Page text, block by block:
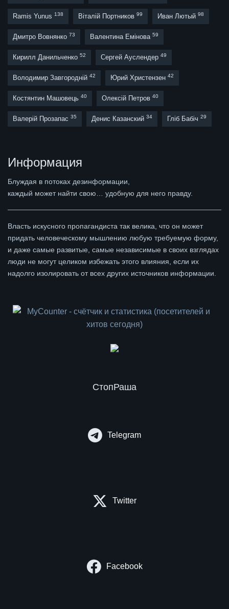
Ramis Yunus 138 Віталій Портников 99 Иван Лютый 98
Дмитро Вовнянко 73 Валентина Емінова 59
Кирилл Данильченко 52 Сергей Ауслендер 49
Володимир Завгородній 42 Юрий Христензен 42
Костянтин Машовець 40 Олексій Петров 40
Валерій Прозапас 35 Денис Казанский 34 Гліб Бабіч 29
Информация
Блуждая в потоках дезинформации,
каждый может найти свою… удобную для него правду.
Власть искусного пропагандиста так велика, что он может
придать человеческому мышлению любую требуемую форму,
и даже самые развитые, самые независимые в своих взглядах
люди не могут целиком избежать этого влияния, если их
надолго изолировать от всех других источников информации.
СтопРаша
Telegram
Twitter
Facebook